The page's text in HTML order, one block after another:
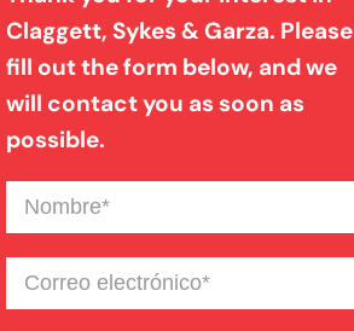
Mordedura de perro
Noticias de la Firma
Claggett, Sykes & Garza. Please
fill out the form below, and we
will contact you as soon as
possible.
Nombre(Required)
Correo
electrónico(Required)